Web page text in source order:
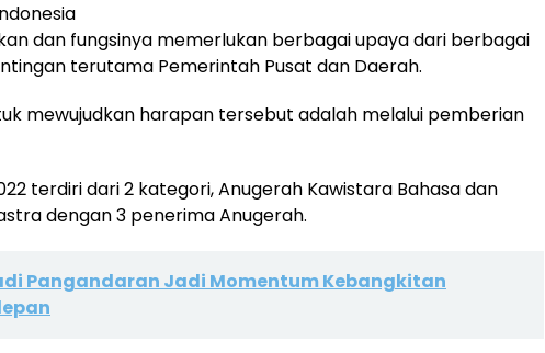
dan fungsinya memerlukan berbagai upaya dari berbagai
terutama Pemerintah Pusat dan Daerah.
mewujudkan harapan tersebut adalah melalui pemberian
terdiri dari 2 kategori, Anugerah Kawistara Bahasa dan
dengan 3 penerima Anugerah.
Pangandaran Jadi Momentum Kebangkitan